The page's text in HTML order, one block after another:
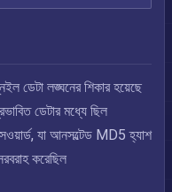
ডেটা লঙ্ঘনের শিকার হয়েছে
ডেটার মধ্যে ছিল
যা আনসল্টেড MD5 হ্যাশ
করেছিল